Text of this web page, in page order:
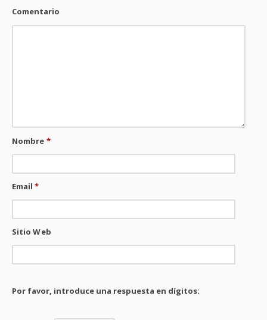
Comentario
Nombre *
Email*
Sitio Web
Por favor, introduce una respuesta en dígitos: